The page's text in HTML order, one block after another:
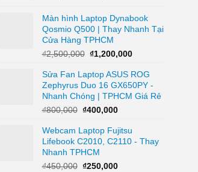
là:
₫250,000.
tại
là:
₫150,000.
Màn hình Laptop Dynabook
Qosmio Q500 | Thay Nhanh Tại
Cửa Hàng TPHCM
₫2,500,000 Giá
là:
₫2,500,000.
₫1,200,000Giá
tại
là:
₫1,200,000.
Sửa Fan Laptop ASUS ROG
Zephyrus Duo 16 GX650PY -
Nhanh Chóng | TPHCM Giá Rẻ
₫800,000 Giá
là:
₫800,000.
₫400,000Giá
tại
là:
Webcam Laptop Fujitsu
Lifebook C2010, C2110 - Thay
Nhanh TPHCM
₫450,000 Giá
₫250,000Giá